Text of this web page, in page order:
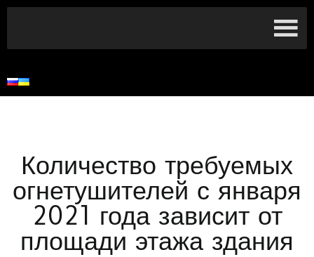
Количество требуемых
огнетушителей с января
2021 года зависит от
площади этажа здания